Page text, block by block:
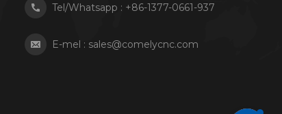
Tel/Whatsapp : +86-1377-0661-937
E-mel : sales@comelycnc.com